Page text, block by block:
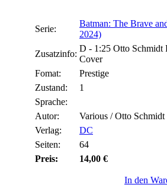
Serie:
Batman: The Brave
2024)
Zusatzinfo:
D - 1:25 Otto Schmidt
Cover
Fomat:
Prestige
Zustand:
1
Sprache:
Autor:
Various / Otto Schmidt
Verlag:
DC
Seiten:
64
Preis:
14,00 €
In den